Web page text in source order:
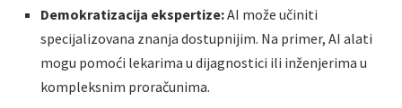
Demokratizacija ekspertize:AI može učiniti
specijalizovana znanja dostupnijim. Na primer, AI alati
mogu pomoći lekarima u dijagnostici ili inženjerima u
kompleksnim proračunima.